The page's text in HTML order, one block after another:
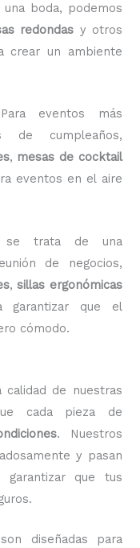
boda, podemos
redondas y otros
crear un ambiente
eventos más
de cumpleaños,
, mesas de cocktail
eventos en el aire
trata de una
de negocios,
,sillas ergonómicas
garantizar que el
cómodo.
de nuestras
cada pieza de
. Nuestros
y pasan
garantizar que tus
diseñadas para